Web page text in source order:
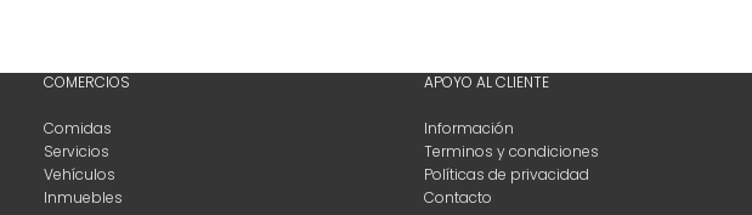
COMERCIOS
Comidas
Servicios
Vehículos
Inmuebles
APOYO AL CLIENTE
Información
Terminos y condiciones
Políticas de privacidad
Contacto